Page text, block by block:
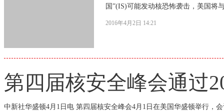
国”(IS)可能发动核恐怖袭击，美国将
2016年4月2日 14:21
第四届核安全峰会通过
中新社华盛顿4月1日电 第四届核安全峰会4月1日在美国华盛顿举行，